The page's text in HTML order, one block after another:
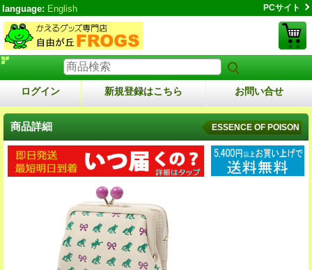
language: English PCサイト
ログイン 新規登録はこちら お問い合せ
商品詳細 ESSENCE OF POISON